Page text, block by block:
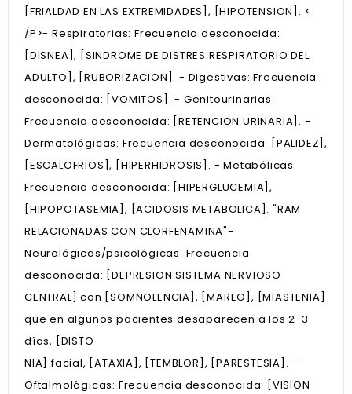
[FRIALDAD EN LAS EXTREMIDADES], [HIPOTENSION]. <
/P>- Respiratorias: Frecuencia desconocida:
[DISNEA], [SINDROME DE DISTRES RESPIRATORIO DEL
ADULTO], [RUBORIZACION]. - Digestivas: Frecuencia
desconocida: [VOMITOS]. - Genitourinarias:
Frecuencia desconocida: [RETENCION URINARIA]. -
Dermatológicas: Frecuencia desconocida: [PALIDEZ],
[ESCALOFRIOS], [HIPERHIDROSIS]. - Metabólicas:
Frecuencia desconocida: [HIPERGLUCEMIA],
[HIPOPOTASEMIA], [ACIDOSIS METABOLICA]. "RAM
RELACIONADAS CON CLORFENAMINA"-
Neurológicas/psicológicas: Frecuencia
desconocida: [DEPRESION SISTEMA NERVIOSO
CENTRAL] con [SOMNOLENCIA], [MAREO], [MIASTENIA]
que en algunos pacientes desaparecen a los 2-3
días, [DISTO
NIA] facial, [ATAXIA], [TEMBLOR], [PARESTESIA]. -
Oftalmológicas: Frecuencia desconocida: [VISION